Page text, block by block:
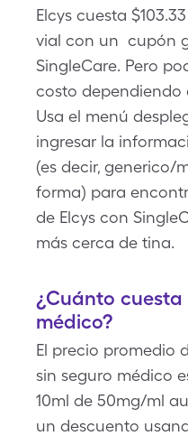
Elcys cuesta
vial con un cupón
SingleCare. Pero
costo dependiendo
Usa el menú
ingresar la
(es decir, generico/
forma) para
de Elcys con
más cerca de tina.
¿Cuánto cuesta
médico?
El precio promedio
sin seguro médico
10ml de 50mg/ml
un descuento